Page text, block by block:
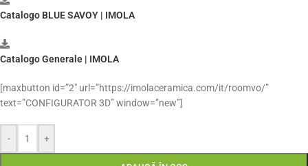
Catalogo BLUE SAVOY | IMOLA
Catalogo Generale | IMOLA
[maxbutton id=”2″ url=”https://imolaceramica.com/it/roomvo/”
text=”CONFIGURATOR 3D” window=”new”]
- +